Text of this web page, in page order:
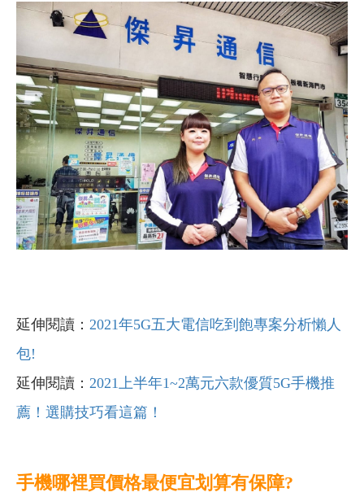
延伸閱讀： 2021年5G五大電信吃到飽專案分析懶人
包!
延伸閱讀： 2021上半年1~2萬元六款優質5G手機推
薦！選購技巧看這篇！
手機哪裡買價格最便宜划算有保障?